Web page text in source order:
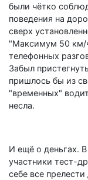
были чётко
поведения на
сверх
"Максимум 50 км/
телефонных
Забыл
пришлось бы из
"временных"
несла.
И ещё о деньгах.
участники тест-
себе все